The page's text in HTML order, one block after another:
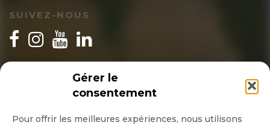
Gérer le
consentement
Pour offrir les meilleures expériences, nous utilisons
SUIVEZ-NOUS
INSCRIPTION NEWSLETTER